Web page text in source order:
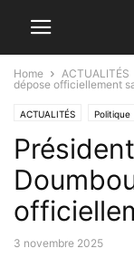
Home ACTUALITÉS
dépose officiellement
ACTUALITÉS Politique
3 novembre 2025